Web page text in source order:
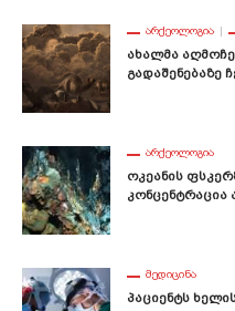
ᲐᲠᲥᲔᲝᲚᲝᲒᲘᲐ
Ახალმა
Გადაშენებაზე
ᲐᲠᲥᲔᲝᲚᲝᲒᲘᲐ
Ოკეანის
Კონცენტრაცია
ᲛᲔᲓᲘᲪᲘᲜᲐ
Პაციენტს